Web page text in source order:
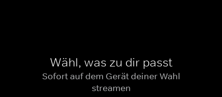
Wähl, was zu dir passt
Sofort auf dem Gerät deiner Wahl
streamen